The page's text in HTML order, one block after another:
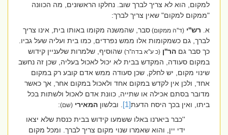
למקום, הוא לא צריך לברך שוב. נחלקו הראשונים, מה הכוונה
"ממקום למקום" שאין צריך לברך:
א.רש''י (ד''ה ממקום)סבר, שהמשנה מקומו באותו בית, אינו צריך
לברך, גם כשמקומות אלו ממש נפרדים, כמו בית ועליה שעל גביו.
כך סבר גםהר''ן (כ ע''א בדה''ר)שהוסיף, שלמרות שלעניין קידוש
במקום סעודה, המקדש בבית לא יכול לאכול בעליה, שכן זה נחשב
שינוי מקום, יש לחלק, שכן סעודה ממש אדם קובע רק במקום
אחד, ולכן אין לקדש במקום אחד ולאכול במקום אחר, אך כאשר
מדובר בסתם אכילה או שתייה, כוונת אדם לאכול ולשתות בכל
ביתו, ואין בכך היסח הדעת[1]. ובלשוןהמאירי (שם):
''כבר ביארנו באלו ששמעו קידוש בבית כנסת שלא יצאו
ידי יין, והוא שאמרו שנוי מקום צריך לברך. ומכל מקום